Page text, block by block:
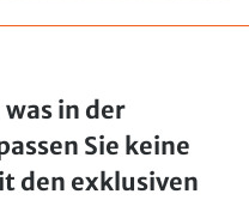
in der
Sie keine
den exklusiven